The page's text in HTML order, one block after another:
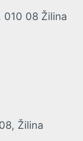
010 08 Žilina
Žilina